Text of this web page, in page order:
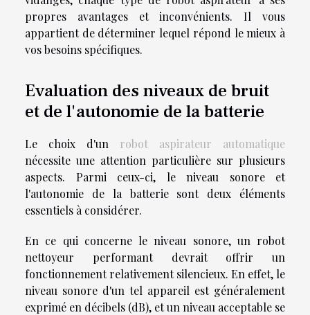
propres avantages et inconvénients. Il vous
appartient de déterminer lequel répond le mieux à
vos besoins spécifiques.
Evaluation des niveaux de bruit
et de l'autonomie de la batterie
Le choix d'un robot aspirateur automatique
nécessite une attention particulière sur plusieurs
aspects. Parmi ceux-ci, le niveau sonore et
l'autonomie de la batterie sont deux éléments
essentiels à considérer.
En ce qui concerne le niveau sonore, un robot
nettoyeur performant devrait offrir un
fonctionnement relativement silencieux. En effet, le
niveau sonore d'un tel appareil est généralement
exprimé en décibels (dB), et un niveau acceptable se